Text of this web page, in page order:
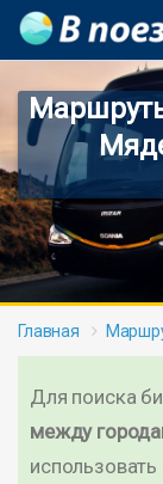
Главная
Для поиска
между
использовать